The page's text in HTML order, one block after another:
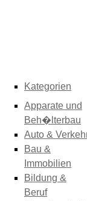
Kategorien
Apparate und
Beh�lterbau
Auto &
Bau &
Immobilien
Bildung &
Beruf